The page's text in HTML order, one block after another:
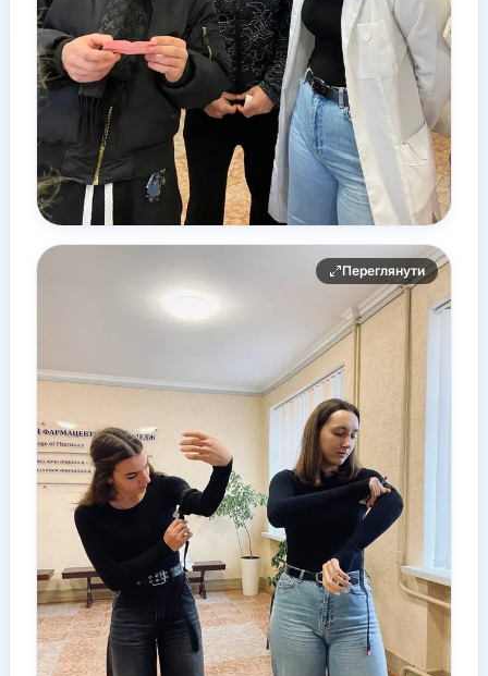
Переглянути